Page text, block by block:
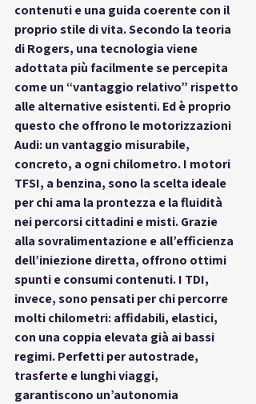
contenuti e una guida coerente con il
proprio stile di vita. Secondo la teoria
di Rogers, una tecnologia viene
adottata più facilmente se percepita
come un “vantaggio relativo” rispetto
alle alternative esistenti. Ed è proprio
questo che offrono le motorizzazioni
Audi: un vantaggio misurabile,
concreto, a ogni chilometro. I motori
TFSI, a benzina, sono la scelta ideale
per chi ama la prontezza e la fluidità
nei percorsi cittadini e misti. Grazie
alla sovralimentazione e all’efficienza
dell’iniezione diretta, offrono ottimi
spunti e consumi contenuti. I TDI,
invece, sono pensati per chi percorre
molti chilometri: affidabili, elastici,
con una coppia elevata già ai bassi
regimi. Perfetti per autostrade,
trasferte e lunghi viaggi,
garantiscono un’autonomia